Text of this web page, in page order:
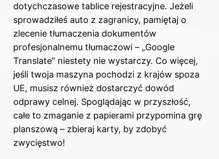
dotychczasowe tablice rejestracyjne. Jeżeli
sprowadziłeś auto z zagranicy, pamiętaj o
zlecenie tłumaczenia dokumentów
profesjonalnemu tłumaczowi – „Google
Translate” niestety nie wystarczy. Co więcej,
jeśli twoja maszyna pochodzi z krajów spoza
UE, musisz również dostarczyć dowód
odprawy celnej. Spoglądając w przyszłość,
całe to zmaganie z papierami przypomina grę
planszową – zbieraj karty, by zdobyć
zwycięstwo!